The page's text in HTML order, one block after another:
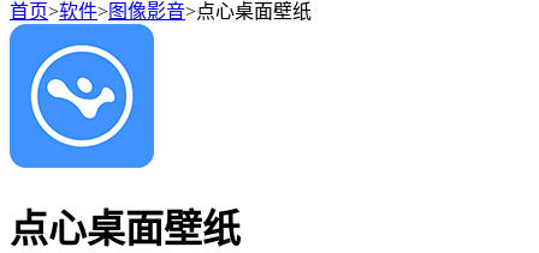
首页>软件>图像影音>点心桌面壁纸
点心桌面壁纸